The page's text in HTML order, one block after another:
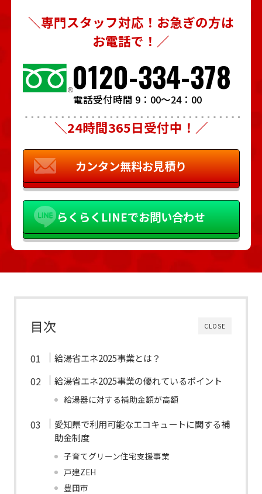
＼専門スタッフ対応！お急ぎの方は
お電話で！／
0120-334-378
電話受付時間 9：00～24：00
＼24時間365日受付中！／
カンタン無料お見積り
らくらくLINEでお問い合わせ
CLOSE
目次
給湯省エネ2025事業とは？
給湯省エネ2025事業の優れているポイント
給湯器に対する補助金額が高額
愛知県で利用可能なエコキュートに関する補
助金制度
子育てグリーン住宅支援事業
戸建ZEH
豊田市